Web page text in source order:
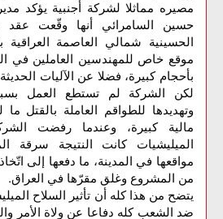
مصيره مماثلا لشركة أجنبية يؤكد
حسين السامرائي أنها وقّعت عقد
الحسينية شمالي العاصمة العراقية
موقع خاص للمهندسين العاملين في
بأحجام كبيرة، فضلا عن الآليات
لكن الشركة لم تستطع العمل
وتهديدها للطواقم العاملة بالقتل
مالية كبيرة، وعندما رفضت
الميليشيات كانت النتيجة سرقة
مواقعها في المدينة، ما دفعها إلى
من المشروع وغلق مقرّها في العراق.
يتضح من هذا كله أن تأثير السلاح
ضد الشعب كله دفاعا عن ولاة الأمر